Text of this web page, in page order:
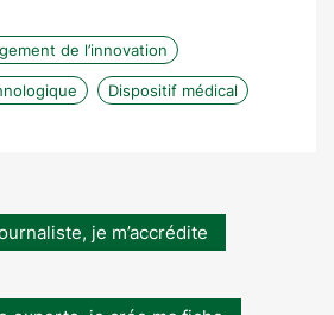
de l’innovation
Dispositif médical
je m’accrédite